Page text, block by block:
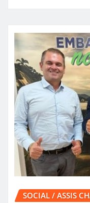
SOCIAL / ASSIS